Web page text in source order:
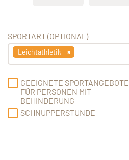
SPORTART (OPTIONAL)
Leichtathletik
GEEIGNETE SPORTANGEBOTE
FÜR PERSONEN MIT
BEHINDERUNG
SCHNUPPERSTUNDE